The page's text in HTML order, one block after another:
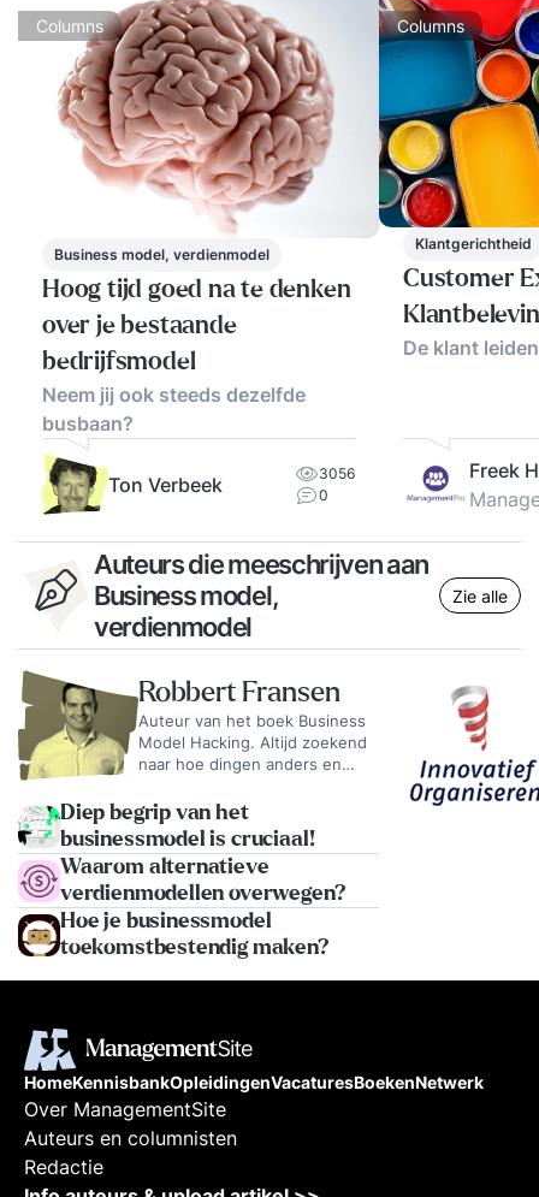
Columns
Business model, verdienmodel
Hoog tijd goed na te denken
over je bestaande
bedrijfsmodel
Neem jij ook steeds dezelfde
busbaan?
Ton Verbeek
3056
0
Columns
Klantgerichtheid
Customer
De klant
Freek
Auteurs die meeschrijven aan
Business model,
verdienmodel
Zie alle
Robbert Fransen
Auteur van het boek Business
Model Hacking. Altijd zoekend
naar hoe dingen anders en
Diep begrip van het
businessmodel is cruciaal!
Waarom alternatieve
verdienmodellen overwegen?
Hoe je businessmodel
toekomstbestendig maken?
HomeKennisbankOpleidingenVacaturesBoekenNetwerk
Over ManagementSite
Auteurs en columnisten
Redactie